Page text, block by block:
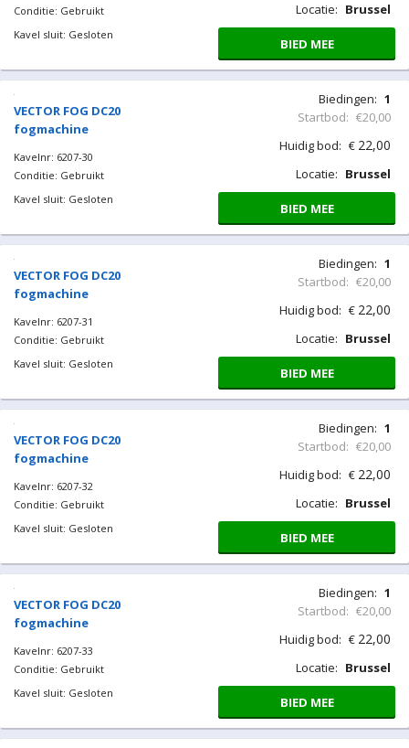
Conditie: Gebruikt
Kavel sluit: Gesloten
Locatie: Brussel
BIED MEE
VECTOR FOG DC20
fogmachine
Kavelnr: 6207-30
Conditie: Gebruikt
Kavel sluit: Gesloten
Biedingen: 1
Startbod: €20,00
Huidig bod: € 22,00
Locatie: Brussel
BIED MEE
VECTOR FOG DC20
fogmachine
Kavelnr: 6207-31
Conditie: Gebruikt
Kavel sluit: Gesloten
Biedingen: 1
Startbod: €20,00
Huidig bod: € 22,00
Locatie: Brussel
BIED MEE
VECTOR FOG DC20
fogmachine
Kavelnr: 6207-32
Conditie: Gebruikt
Kavel sluit: Gesloten
Biedingen: 1
Startbod: €20,00
Huidig bod: € 22,00
Locatie: Brussel
BIED MEE
VECTOR FOG DC20
fogmachine
Kavelnr: 6207-33
Conditie: Gebruikt
Kavel sluit: Gesloten
Biedingen: 1
Startbod: €20,00
Huidig bod: € 22,00
Locatie: Brussel
BIED MEE